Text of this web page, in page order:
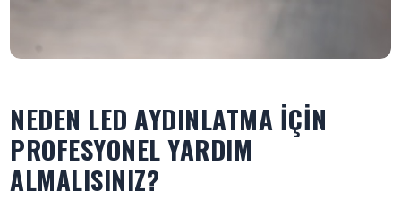
NEDEN LED AYDINLATMA İÇIN
PROFESYONEL YARDIM
ALMALISINIZ?